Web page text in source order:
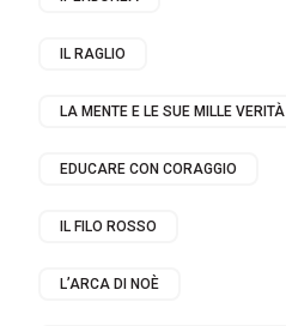
IL RAGLIO
LA MENTE E LE SUE MILLE VERITÀ
EDUCARE CON CORAGGIO
IL FILO ROSSO
L’ARCA DI NOÈ